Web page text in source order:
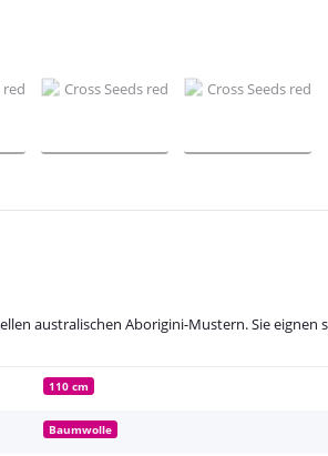
australischen Aborigini-Mustern. Sie
110 cm
Baumwolle